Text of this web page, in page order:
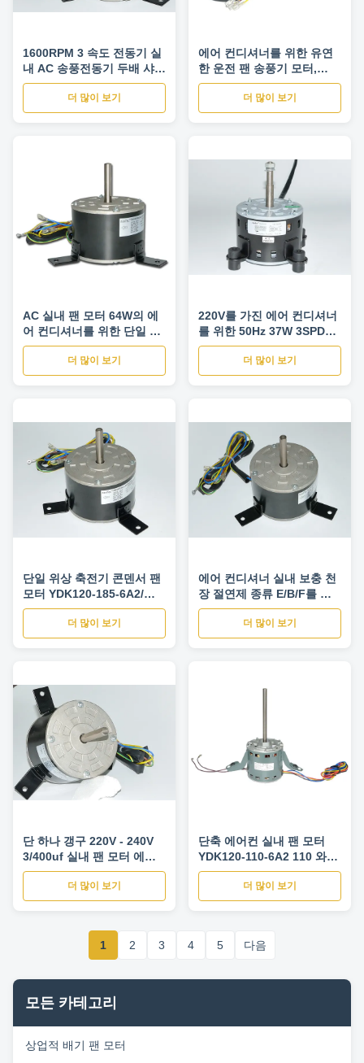
1600RPM 3 속도 전동기 실
내 AC 송풍전동기 두배 샤프
트
더 많이 보기
에어 컨디셔너를 위한 유연
한 운전 팬 송풍기 모터,
HVAC 팬 모터
더 많이 보기
AC 실내 팬 모터 64W의 에
어 컨디셔너를 위한 단일 위
상 비동시성 모터
더 많이 보기
220V를 가진 에어 컨디셔너
를 위한 50Hz 37W 3SPD
AC 세륨 두 배 갱구 팬 모터
더 많이 보기
단일 위상 축전기 콘덴서 팬
모터 YDK120-185-6A2/에
어 컨디셔너는 분해합니다
더 많이 보기
에어 컨디셔너 실내 보충 천
장 절연제 종류 E/B/F를 가
진 실내 팬 모터
더 많이 보기
단 하나 갱구 220V - 240V
3/400uf 실내 팬 모터 에어
컨디셔너 송풍기 모터
더 많이 보기
단축 에어컨 실내 팬 모터
YDK120-110-6A2 110 와트
50 hz
더 많이 보기
1 2 3 4 5 다음
모든 카테고리
상업적 배기 팬 모터